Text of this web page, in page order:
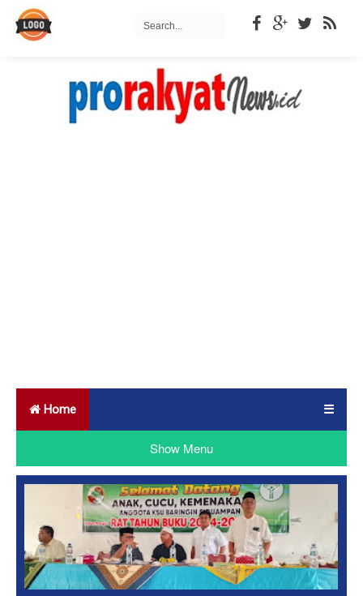
Home ☰
Show Menu